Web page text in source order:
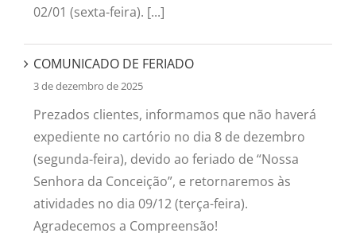
02/01 (sexta-feira). [...]
COMUNICADO DE FERIADO
3 de dezembro de 2025
Prezados clientes, informamos que não haverá
expediente no cartório no dia 8 de dezembro
(segunda-feira), devido ao feriado de “Nossa
Senhora da Conceição”, e retornaremos às
atividades no dia 09/12 (terça-feira).
Agradecemos a Compreensão!